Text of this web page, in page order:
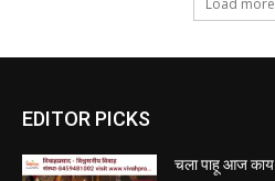
Load more
EDITOR PICKS
चला पाहू आज काय